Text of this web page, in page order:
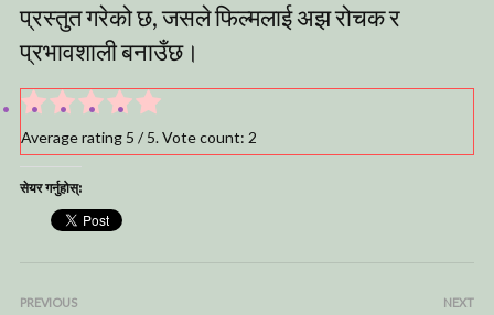
प्रस्तुत गरेको छ, जसले फिल्मलाई अझ रोचक र
प्रभावशाली बनाउँछ।
Average rating 5 / 5. Vote count: 2
सेयर गर्नुहोस्:
PREVIOUS NEXT